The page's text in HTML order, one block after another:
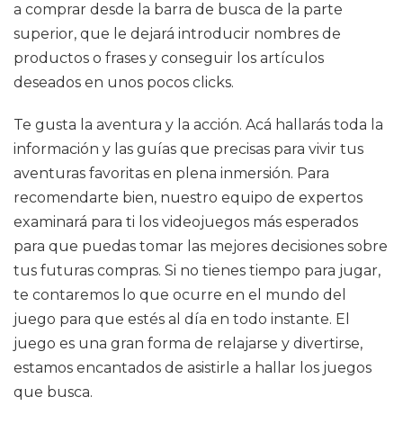
a comprar desde la barra de busca de la parte
superior, que le dejará introducir nombres de
productos o frases y conseguir los artículos
deseados en unos pocos clicks.
Te gusta la aventura y la acción. Acá hallarás toda la
información y las guías que precisas para vivir tus
aventuras favoritas en plena inmersión. Para
recomendarte bien, nuestro equipo de expertos
examinará para ti los videojuegos más esperados
para que puedas tomar las mejores decisiones sobre
tus futuras compras. Si no tienes tiempo para jugar,
te contaremos lo que ocurre en el mundo del
juego para que estés al día en todo instante. El
juego es una gran forma de relajarse y divertirse,
estamos encantados de asistirle a hallar los juegos
que busca.